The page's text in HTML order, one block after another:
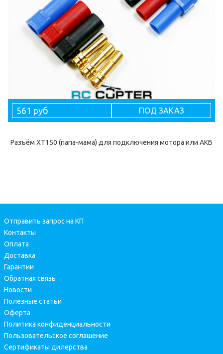
561 руб ПОД ЗАКАЗ
Разъём XT150 (папа-мама) для подключения мотора или АКБ
Отправить запрос на КП
Контакты
Оплата
Доставка
Гарантии
Обратная связь
Новости
Полезные статьи
Оферта
Политика конфиденциальности
Пользовательское соглашение
Сертификаты дилерства